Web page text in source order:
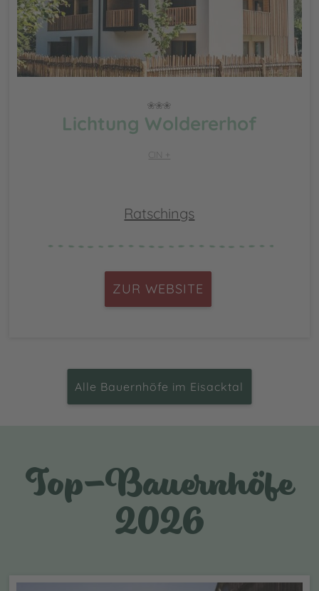
Lichtung Woldererhof
CIN +
Ratschings
ZUR WEBSITE
Alle Bauernhöfe im Eisacktal
Top-Bauernhöfe
2026